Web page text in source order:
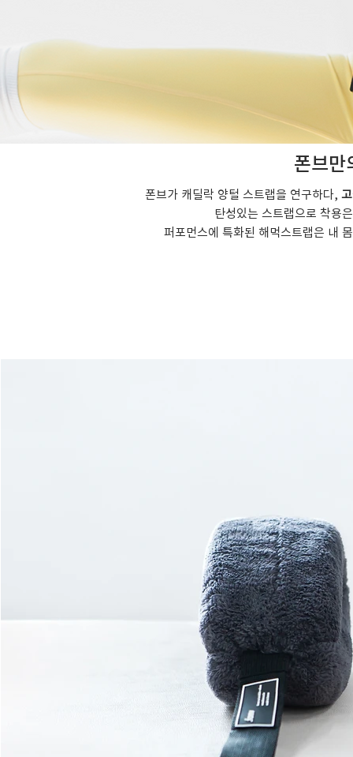
폰브
폰브가 캐딜락 양털 스트랩을 연구하다,
탄성있는 스트랩으로 착용
퍼포먼스에 특화된 해먹스트랩은 내